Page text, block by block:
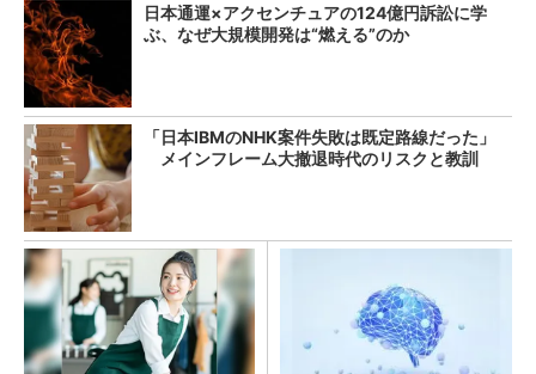
日本通運×アクセンチュアの124億円訴訟に学
ぶ、なぜ大規模開発は“燃える”のか
「日本IBMのNHK案件失敗は既定路線だった」
メインフレーム大撤退時代のリスクと教訓